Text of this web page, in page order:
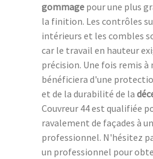
gommage pour une plus
la finition. Les contrôles
intérieurs et les combles
car le travail en hauteur
précision. Une fois remis à
bénéficiera d'une
et de la durabilité de la
Couvreur 44 est qualifiée
ravalement de façades à
professionnel. N'hésitez
un professionnel pour